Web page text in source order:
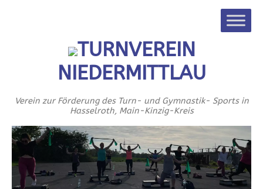
TURNVEREIN
NIEDERMITTLAU
Verein zur Förderung des Turn- und Gymnastik- Sports in
Hasselroth, Main-Kinzig-Kreis